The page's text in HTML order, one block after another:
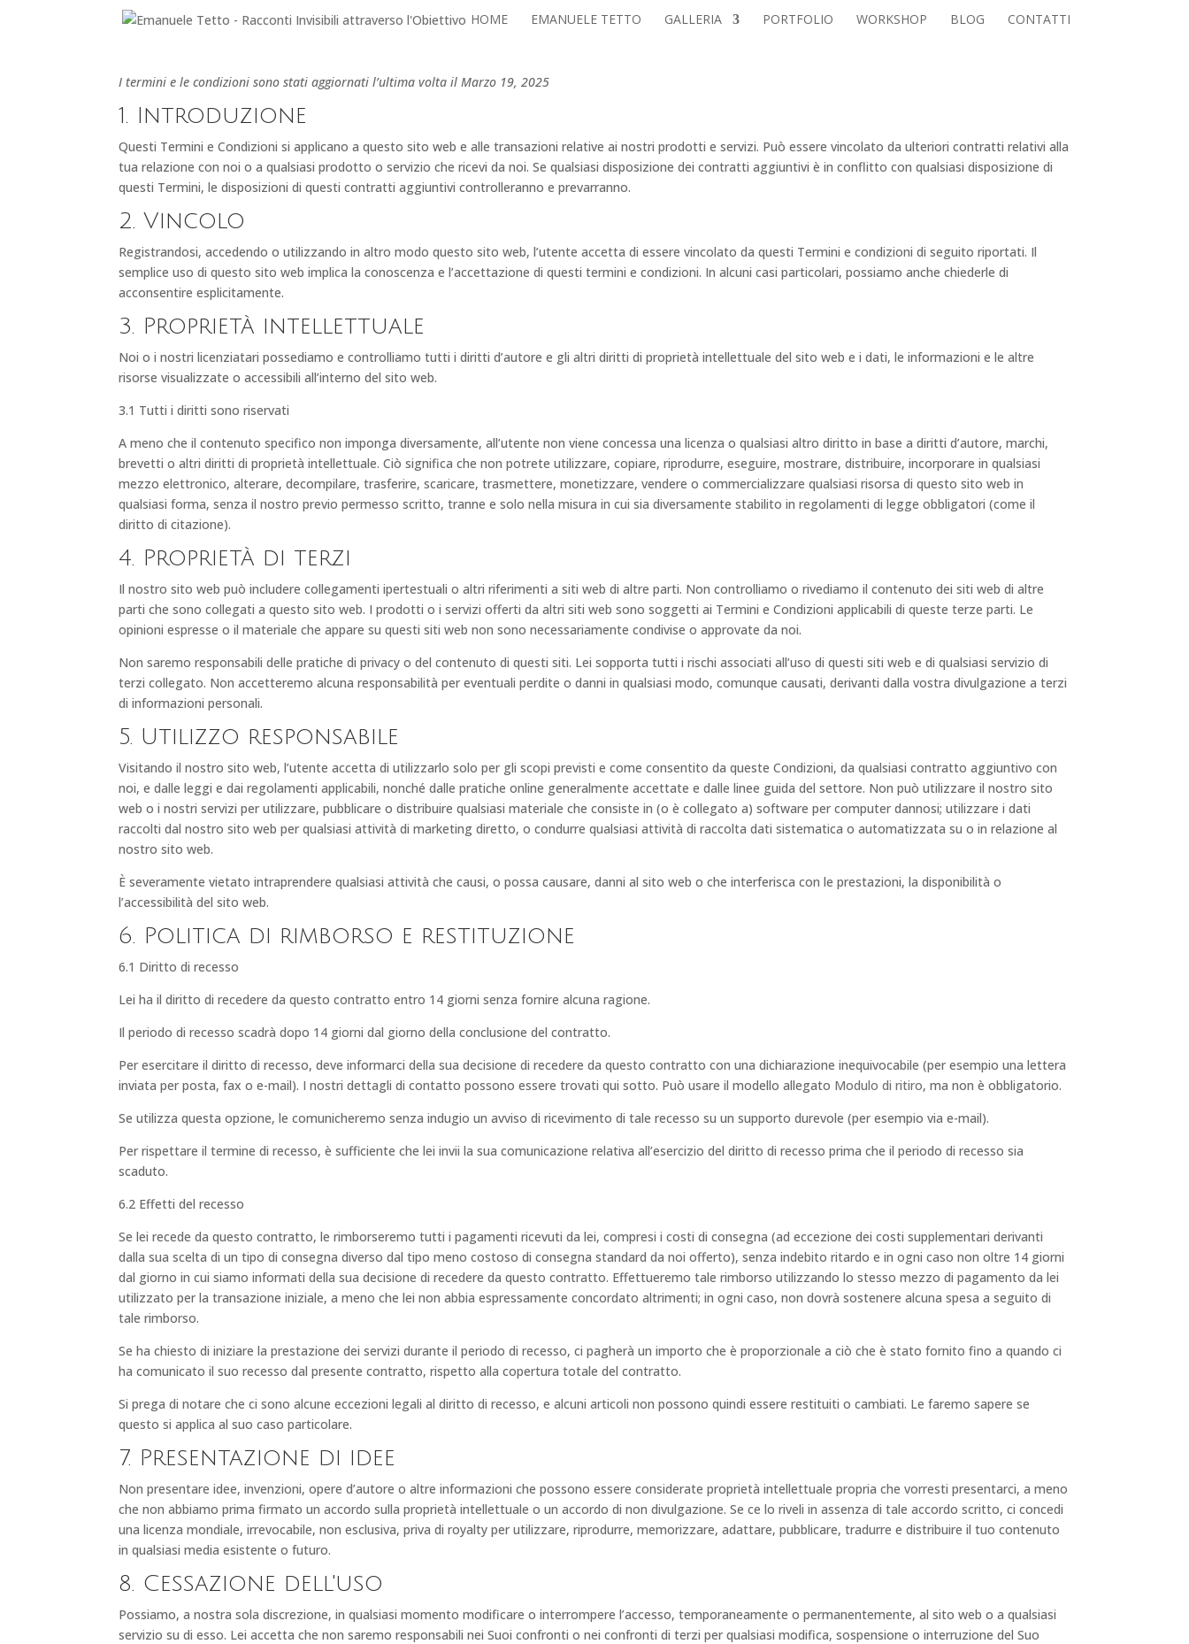
HOME EMANUELE TETTO GALLERIA PORTFOLIO WORKSHOP BLOG CONTATTI
I termini e le condizioni sono stati aggiornati l’ultima volta il Marzo 19, 2025
1. Introduzione
Questi Termini e Condizioni si applicano a questo sito web e alle transazioni relative ai nostri prodotti e servizi. Può essere vincolato da ulteriori contratti relativi alla
tua relazione con noi o a qualsiasi prodotto o servizio che ricevi da noi. Se qualsiasi disposizione dei contratti aggiuntivi è in conflitto con qualsiasi disposizione di
questi Termini, le disposizioni di questi contratti aggiuntivi controlleranno e prevarranno.
2. Vincolo
Registrandosi, accedendo o utilizzando in altro modo questo sito web, l’utente accetta di essere vincolato da questi Termini e condizioni di seguito riportati. Il
semplice uso di questo sito web implica la conoscenza e l’accettazione di questi termini e condizioni. In alcuni casi particolari, possiamo anche chiederle di
acconsentire esplicitamente.
3. Proprietà intellettuale
Noi o i nostri licenziatari possediamo e controlliamo tutti i diritti d’autore e gli altri diritti di proprietà intellettuale del sito web e i dati, le informazioni e le altre
risorse visualizzate o accessibili all’interno del sito web.
3.1 Tutti i diritti sono riservati
A meno che il contenuto specifico non imponga diversamente, all’utente non viene concessa una licenza o qualsiasi altro diritto in base a diritti d’autore, marchi,
brevetti o altri diritti di proprietà intellettuale. Ciò significa che non potrete utilizzare, copiare, riprodurre, eseguire, mostrare, distribuire, incorporare in qualsiasi
mezzo elettronico, alterare, decompilare, trasferire, scaricare, trasmettere, monetizzare, vendere o commercializzare qualsiasi risorsa di questo sito web in
qualsiasi forma, senza il nostro previo permesso scritto, tranne e solo nella misura in cui sia diversamente stabilito in regolamenti di legge obbligatori (come il
diritto di citazione).
4. Proprietà di terzi
Il nostro sito web può includere collegamenti ipertestuali o altri riferimenti a siti web di altre parti. Non controlliamo o rivediamo il contenuto dei siti web di altre
parti che sono collegati a questo sito web. I prodotti o i servizi offerti da altri siti web sono soggetti ai Termini e Condizioni applicabili di queste terze parti. Le
opinioni espresse o il materiale che appare su questi siti web non sono necessariamente condivise o approvate da noi.
Non saremo responsabili delle pratiche di privacy o del contenuto di questi siti. Lei sopporta tutti i rischi associati all’uso di questi siti web e di qualsiasi servizio di
terzi collegato. Non accetteremo alcuna responsabilità per eventuali perdite o danni in qualsiasi modo, comunque causati, derivanti dalla vostra divulgazione a terzi
di informazioni personali.
5. Utilizzo responsabile
Visitando il nostro sito web, l’utente accetta di utilizzarlo solo per gli scopi previsti e come consentito da queste Condizioni, da qualsiasi contratto aggiuntivo con
noi, e dalle leggi e dai regolamenti applicabili, nonché dalle pratiche online generalmente accettate e dalle linee guida del settore. Non può utilizzare il nostro sito
web o i nostri servizi per utilizzare, pubblicare o distribuire qualsiasi materiale che consiste in (o è collegato a) software per computer dannosi; utilizzare i dati
raccolti dal nostro sito web per qualsiasi attività di marketing diretto, o condurre qualsiasi attività di raccolta dati sistematica o automatizzata su o in relazione al
nostro sito web.
È severamente vietato intraprendere qualsiasi attività che causi, o possa causare, danni al sito web o che interferisca con le prestazioni, la disponibilità o
l’accessibilità del sito web.
6. Politica di rimborso e restituzione
6.1 Diritto di recesso
Lei ha il diritto di recedere da questo contratto entro 14 giorni senza fornire alcuna ragione.
Il periodo di recesso scadrà dopo 14 giorni dal giorno della conclusione del contratto.
Per esercitare il diritto di recesso, deve informarci della sua decisione di recedere da questo contratto con una dichiarazione inequivocabile (per esempio una lettera
inviata per posta, fax o e-mail). I nostri dettagli di contatto possono essere trovati qui sotto. Può usare il modello allegato Modulo di ritiro, ma non è obbligatorio.
Se utilizza questa opzione, le comunicheremo senza indugio un avviso di ricevimento di tale recesso su un supporto durevole (per esempio via e-mail).
Per rispettare il termine di recesso, è sufficiente che lei invii la sua comunicazione relativa all’esercizio del diritto di recesso prima che il periodo di recesso sia
scaduto.
6.2 Effetti del recesso
Se lei recede da questo contratto, le rimborseremo tutti i pagamenti ricevuti da lei, compresi i costi di consegna (ad eccezione dei costi supplementari derivanti
dalla sua scelta di un tipo di consegna diverso dal tipo meno costoso di consegna standard da noi offerto), senza indebito ritardo e in ogni caso non oltre 14 giorni
dal giorno in cui siamo informati della sua decisione di recedere da questo contratto. Effettueremo tale rimborso utilizzando lo stesso mezzo di pagamento da lei
utilizzato per la transazione iniziale, a meno che lei non abbia espressamente concordato altrimenti; in ogni caso, non dovrà sostenere alcuna spesa a seguito di
tale rimborso.
Se ha chiesto di iniziare la prestazione dei servizi durante il periodo di recesso, ci pagherà un importo che è proporzionale a ciò che è stato fornito fino a quando ci
ha comunicato il suo recesso dal presente contratto, rispetto alla copertura totale del contratto.
Si prega di notare che ci sono alcune eccezioni legali al diritto di recesso, e alcuni articoli non possono quindi essere restituiti o cambiati. Le faremo sapere se
questo si applica al suo caso particolare.
7. Presentazione di idee
Non presentare idee, invenzioni, opere d’autore o altre informazioni che possono essere considerate proprietà intellettuale propria che vorresti presentarci, a meno
che non abbiamo prima firmato un accordo sulla proprietà intellettuale o un accordo di non divulgazione. Se ce lo riveli in assenza di tale accordo scritto, ci concedi
una licenza mondiale, irrevocabile, non esclusiva, priva di royalty per utilizzare, riprodurre, memorizzare, adattare, pubblicare, tradurre e distribuire il tuo contenuto
in qualsiasi media esistente o futuro.
8. Cessazione dell'uso
Possiamo, a nostra sola discrezione, in qualsiasi momento modificare o interrompere l’accesso, temporaneamente o permanentemente, al sito web o a qualsiasi
servizio su di esso. Lei accetta che non saremo responsabili nei Suoi confronti o nei confronti di terzi per qualsiasi modifica, sospensione o interruzione del Suo